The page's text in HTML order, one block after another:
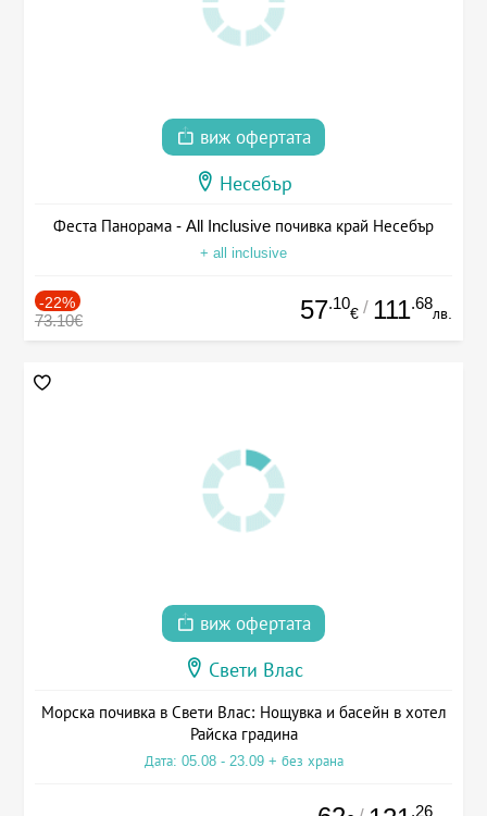
виж офертата
Несебър
Феста Панорама - All Inclusive почивка край Несебър
+ all inclusive
-22%
73.10€ 57.10
€ / 111.68
лв.
виж офертата
Свети Влас
Морска почивка в Свети Влас: Нощувка и басейн в хотел
Райска градина
Дата: 05.08 - 23.09 + без храна
.26